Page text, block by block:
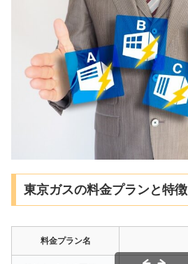
東京ガスの料金プランと特徴
料金プラン名